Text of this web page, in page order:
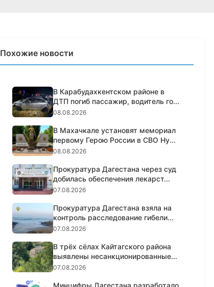
Похожие новости
В Карабудахкентском районе в
ДТП погиб пассажир, водитель го...
08.08.2026
В Махачкале установят мемориал
первому Герою России в СВО Ну...
08.08.2026
Прокуратура Дагестана через суд
добилась обеспечения лекарст...
07.08.2026
Прокуратура Дагестана взяла на
контроль расследование гибели...
07.08.2026
В трёх сёлах Кайтагского района
выявлены несанкционированные...
07.08.2026
Минцифры Дагестана разработало